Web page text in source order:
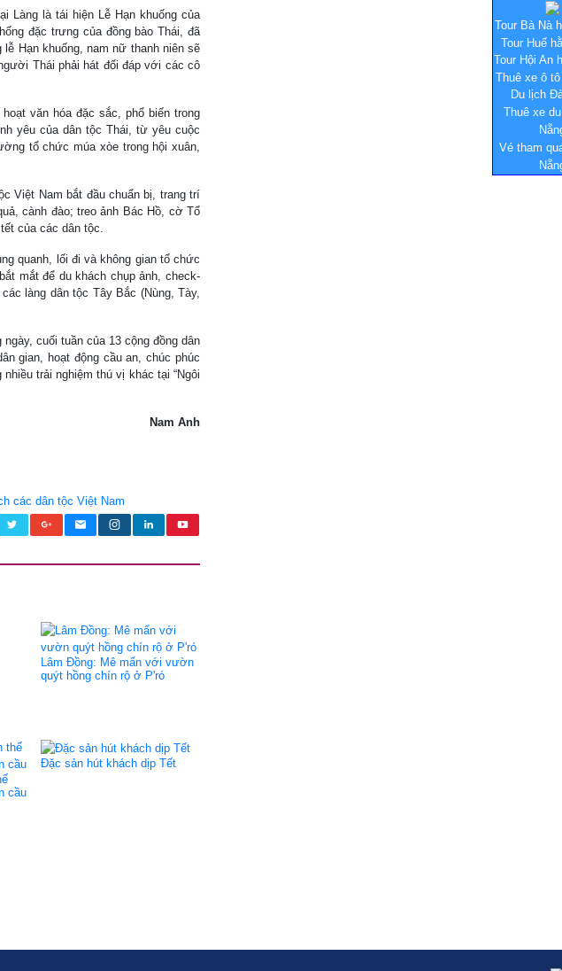
Làng là tái hiện Lễ Hạn khuống của
đặc trưng của đồng bào Thái, đã
Hạn khuống, nam nữ thanh niên sẽ
Thái phải hát đối đáp với các cô
văn hóa đặc sắc, phổ biến trong
yêu của dân tộc Thái, từ yêu cuộc
tổ chức múa xòe trong hội xuân,
Việt Nam bắt đầu chuẩn bị, trang trí
cành đào; treo ảnh Bác Hồ, cờ Tổ
của các dân tộc.
quanh, lối đi và không gian tổ chức
mắt để du khách chụp ảnh, check-
làng dân tộc Tây Bắc (Nùng, Tày,
cuối tuần của 13 cộng đồng dân
gian, hoạt động cầu an, chúc phúc
trải nghiệm thú vị khác tại “Ngôi
Nam Anh
các dân tộc Việt Nam
Lâm Đồng: Mê mẩn với vườn
quýt hồng chín rộ ở P'ró
cầu
Ðặc sản hút khách dịp Tết
Tour Bà Nà
Tour Huế
Tour Hội An
Thuê xe ô
Du lịch
Thuê xe
Vé tham